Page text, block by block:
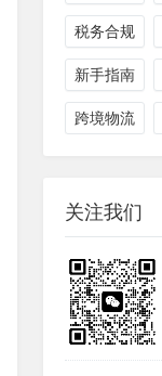
税务合规
新手指南
跨境物流
关注我们